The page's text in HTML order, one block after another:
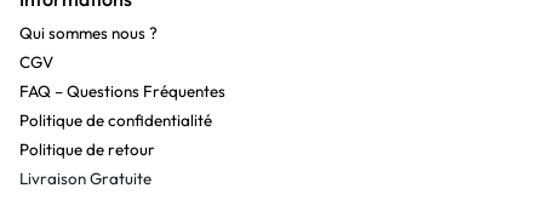
Qui sommes nous ?
CGV
FAQ – Questions Fréquentes
Politique de confidentialité
Politique de retour
Livraison Gratuite